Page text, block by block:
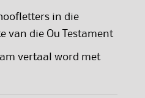
in die
van die Ou Testament
vertaal word met